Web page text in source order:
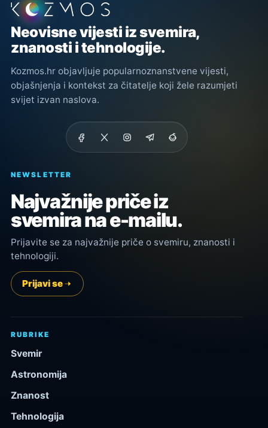
Podnožje stranice
Neovisne vijesti iz svemira,
znanosti i tehnologije.
Kozmos.hr objavljuje popularnoznanstvene vijesti,
objašnjenja i kontekst za čitatelje koji žele razumjeti
svijet izvan naslova.
NEWSLETTER
Najvažnije priče iz
svemira na e-mailu.
Prijavite se za najvažnije priče o svemiru, znanosti i
tehnologiji.
Prijavi se
RUBRIKE
Svemir
Astronomija
Znanost
Tehnologija